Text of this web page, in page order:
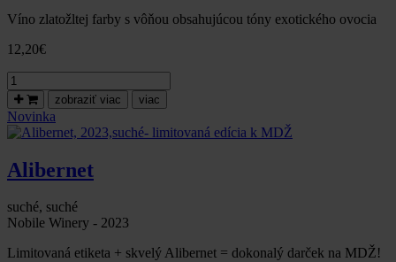
Víno zlatožltej farby s vôňou obsahujúcou tóny exotického ovocia
12,20€
množstvo
Rulandské
šedé,
neskorý
zber,
2024-
Nobile
zobraziť viac viac
Novinka
Alibernet
suché, suché
Nobile Winery - 2023
Limitovaná etiketa + skvelý Alibernet = dokonalý darček na MDŽ!